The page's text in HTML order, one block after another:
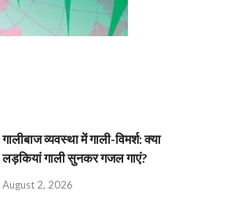
गालीबाज व्‍यवस्‍था में गाली-विमर्श: क्या
लड़कियां गाली सुनकर गजल गाएं?
August 2, 2026